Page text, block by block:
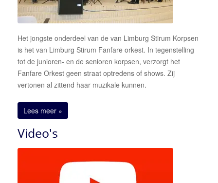
Het jongste onderdeel van de van Limburg Stirum Korpsen
is het van Limburg Stirum Fanfare orkest. In tegenstelling
tot de junioren- en de senioren korpsen, verzorgt het
Fanfare Orkest geen straat optredens of shows. Zij
vertonen al zittend haar muzikale kunnen.
Lees meer »
Video's